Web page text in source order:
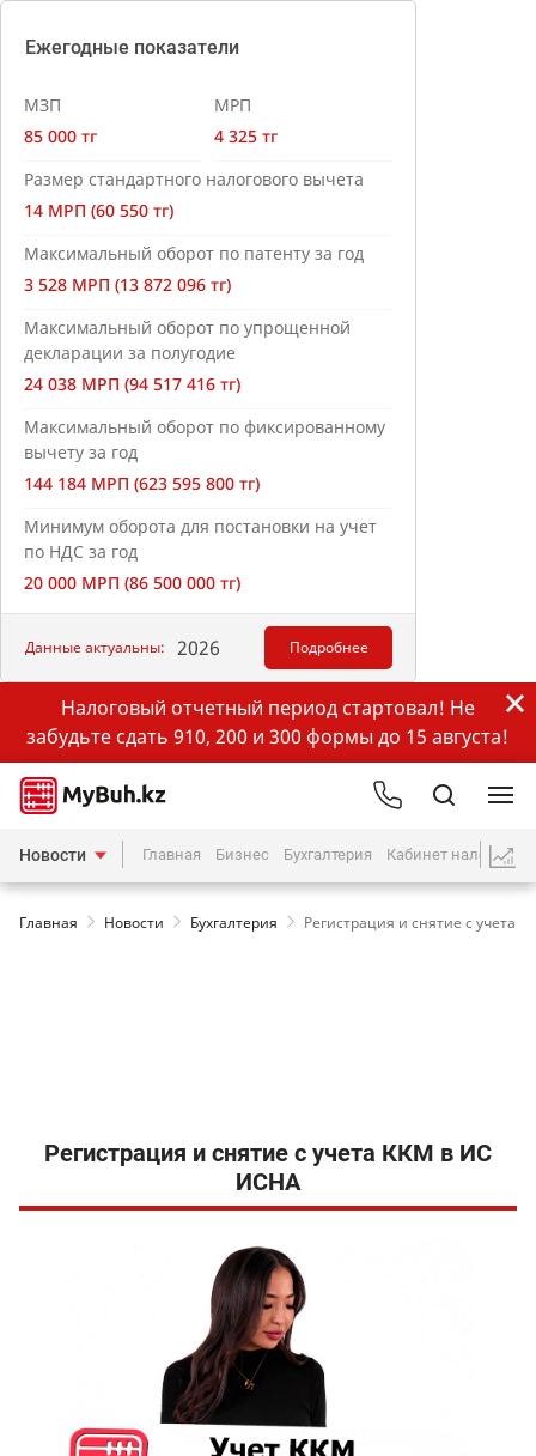
Ежегодные показатели
МЗП
85 000 тг
МРП
4 325 тг
Размер стандартного налогового вычета
14 МРП (60 550 тг)
Максимальный оборот по патенту за год
3 528 МРП (13 872 096 тг)
Максимальный оборот по упрощенной
декларации за полугодие
24 038 МРП (94 517 416 тг)
Максимальный оборот по фиксированному
вычету за год
144 184 МРП (623 595 800 тг)
Минимум оборота для постановки на учет
по НДС за год
20 000 МРП (86 500 000 тг)
Данные актуальны: 2026 Подробнее
Налоговый отчетный период стартовал! Не
забудьте сдать 910, 200 и 300 формы до 15 августа!
Новости Главная Бизнес Бухгалтерия Кабинет
Главная Новости Бухгалтерия Регистрация и снятие с учета
Регистрация и снятие с учета ККМ в ИС
ИСНА